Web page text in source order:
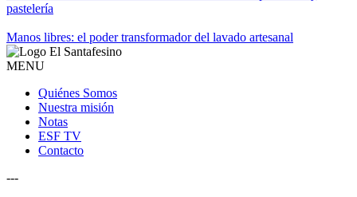
pastelería
Manos libres: el poder transformador del lavado artesanal
MENU
Quiénes Somos
Nuestra misión
Notas
ESF TV
Contacto
---